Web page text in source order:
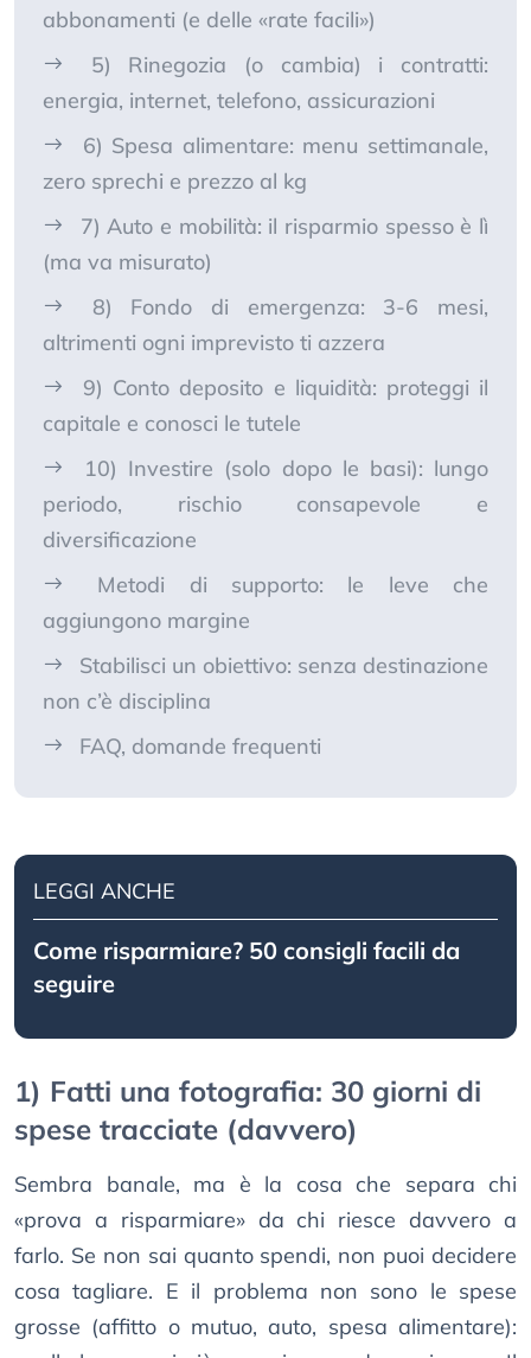
abbonamenti (e delle «rate facili»)
5) Rinegozia (o cambia) i contratti:
energia, internet, telefono, assicurazioni
6) Spesa alimentare: menu settimanale,
zero sprechi e prezzo al kg
7) Auto e mobilità: il risparmio spesso è lì
(ma va misurato)
8) Fondo di emergenza: 3-6 mesi,
altrimenti ogni imprevisto ti azzera
9) Conto deposito e liquidità: proteggi il
capitale e conosci le tutele
10) Investire (solo dopo le basi): lungo
periodo, rischio consapevole e
diversificazione
Metodi di supporto: le leve che
aggiungono margine
Stabilisci un obiettivo: senza destinazione
non c’è disciplina
FAQ, domande frequenti
LEGGI ANCHE
Come risparmiare? 50 consigli facili da
seguire
1) Fatti una fotografia: 30 giorni di
spese tracciate (davvero)
Sembra banale, ma è la cosa che separa chi
«prova a risparmiare» da chi riesce davvero a
farlo. Se non sai quanto spendi, non puoi decidere
cosa tagliare. E il problema non sono le spese
grosse (affitto o mutuo, auto, spesa alimentare):